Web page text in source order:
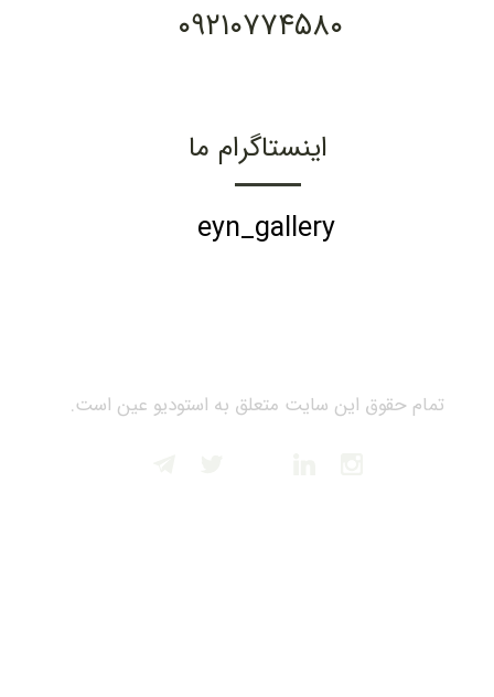
تمام حقوق این سایت متعلق به استودیو عین است.
۰۹۲۱۰۷۷۴۵۸۰
اینستاگرام ما
eyn_gallery